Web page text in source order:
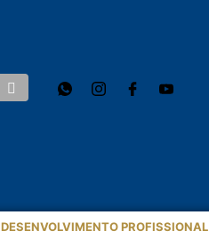
DESENVOLVIMENTO PROFISSIONAL